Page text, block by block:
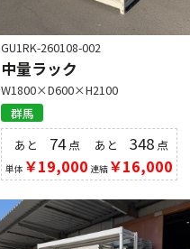
GU1RK-260108-002
中量ラック
W1800×D600×H2100
群馬
あと 74点
単体 ￥19,000
あと 348点
連結￥16,000